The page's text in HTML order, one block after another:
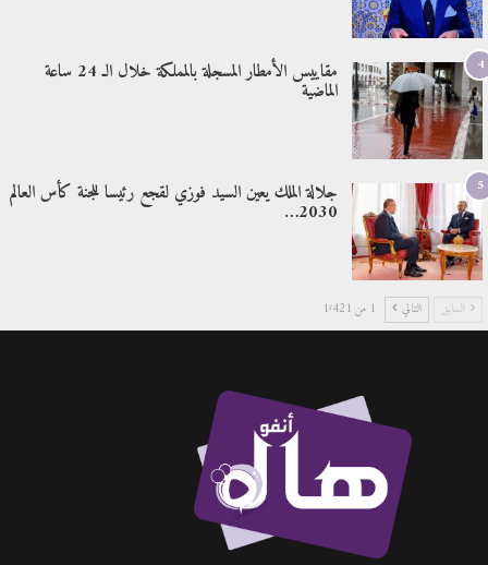
4 مقاييس الأمطار المسجلة بالمملكة خلال الـ 24 ساعة
الماضية
5 جلالة الملك يعين السيد فوزي لقجع رئيسا للجنة كأس العالم
2030…
السابق التالي 1 من 1٬421